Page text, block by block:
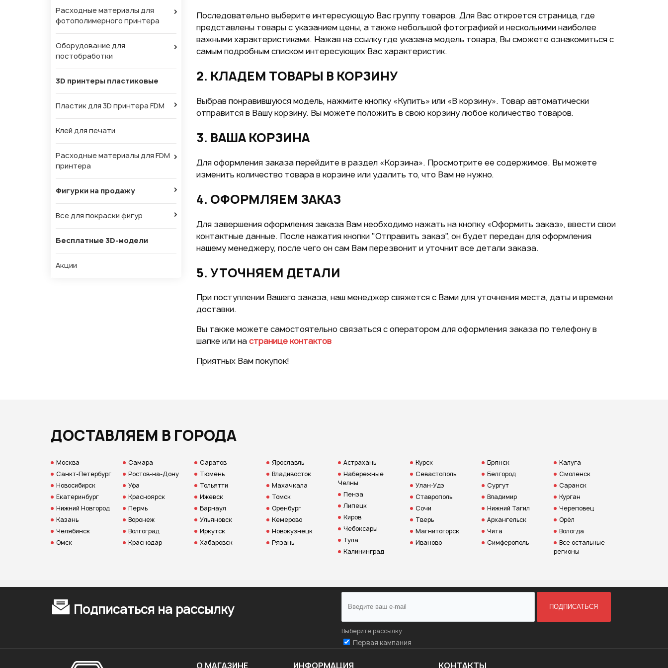
Расходные материалы для
фотополимерного принтера
Оборудование для
постобработки
3D принтеры пластиковые
Пластик для 3D принтера FDM
Клей для печати
Расходные материалы для FDM
принтера
Фигурки на продажу
Все для покраски фигур
Бесплатные 3D-модели
Акции
Последовательно выберите интересующую Вас группу товаров. Для Вас откроется страница, где
представлены товары с указанием цены, а также небольшой фотографией и несколькими наиболее
важными характеристиками. Нажав на ссылку где указана модель товара, Вы сможете ознакомиться с
самым подробным списком интересующих Вас характеристик.
2. КЛАДЕМ ТОВАРЫ В КОРЗИНУ
Выбрав понравившуюся модель, нажмите кнопку «Купить» или «В корзину». Товар автоматически
отправится в Вашу корзину. Вы можете положить в свою корзину любое количество товаров.
3. ВАША КОРЗИНА
Для оформления заказа перейдите в раздел «Корзина». Просмотрите ее содержимое. Вы можете
изменить количество товара в корзине или удалить то, что Вам не нужно.
4. ОФОРМЛЯЕМ ЗАКАЗ
Для завершения оформления заказа Вам необходимо нажать на кнопку «Оформить заказ», ввести свои
контактные данные. После нажатия кнопки "Отправить заказ", он будет передан для оформления
нашему менеджеру, после чего он сам Вам перезвонит и уточнит все детали заказа.
5. УТОЧНЯЕМ ДЕТАЛИ
При поступлении Вашего заказа, наш менеджер свяжется с Вами для уточнения места, даты и времени
доставки.
Вы также можете самостоятельно связаться с оператором для оформления заказа по телефону в
шапке или настранице контактов
Приятных Вам покупок!
ДОСТАВЛЯЕМ В ГОРОДА
Москва
Санкт-Петербург
Новосибирск
Екатеринбург
Нижний Новгород
Казань
Челябинск
Омск
Самара
Ростов-на-Дону
Уфа
Красноярск
Пермь
Воронеж
Волгоград
Краснодар
Саратов
Тюмень
Тольятти
Ижевск
Барнаул
Ульяновск
Иркутск
Хабаровск
Ярославль
Владивосток
Махачкала
Томск
Оренбург
Кемерово
Новокузнецк
Рязань
Астрахань
Набережные
Челны
Пенза
Липецк
Киров
Чебоксары
Тула
Калининград
Курск
Севастополь
Улан-Удэ
Ставрополь
Сочи
Тверь
Магнитогорск
Иваново
Брянск
Белгород
Сургут
Владимир
Нижний Тагил
Архангельск
Чита
Симферополь
Калуга
Смоленск
Саранск
Курган
Череповец
Орёл
Вологда
Все остальные
регионы
Подписаться на рассылку ПОДПИСАТЬСЯ
Выберите рассылку
Первая кампания
О МАГАЗИНЕ ИНФОРМАЦИЯ КОНТАКТЫ
Отправить
Нажимая на кнопку "Отправить", вы даете согласие
на обработкуперсональных данных
Нужный товар:
Отправить
Нажимая на кнопку "Отправить", вы даете согласие
на обработку
Забыли свой пароль?
Или войти через соц сети
ВОЙТИ ЧЕРЕЗ GOOGLE
Нужный товар:
Отправить
Нажимая на кнопку "Отправить", вы даете согласие
на обработкуперсональных данных